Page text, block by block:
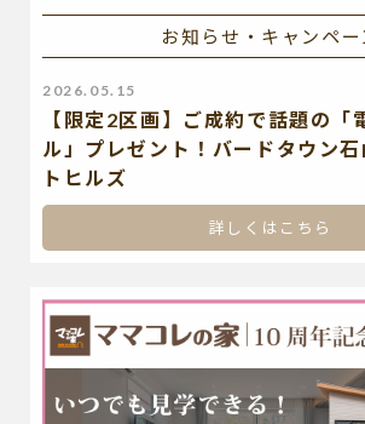
お知らせ・キャンペー
2026.05.15
【限定2区画】ご成約で話題の「
ル」プレゼント！バードタウン
トヒルズ
詳しくはこちら